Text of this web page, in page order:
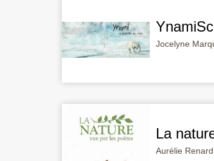
Jocelyne
La
Aurélie